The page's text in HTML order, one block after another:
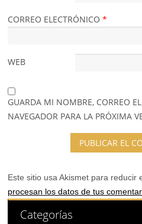
CORREO ELECTRÓNICO*
WEB
GUARDA MI NOMBRE, CORREO
NAVEGADOR PARA LA PRÓXIMA
Este sitio usa Akismet para reducir
procesan los datos de tus
Categorías